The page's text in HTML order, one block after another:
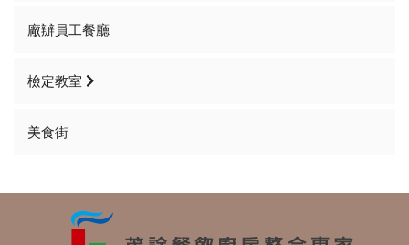
廠辦員工餐廳
檢定教室
美食街